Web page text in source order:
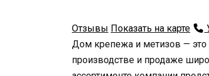
Отзывы Показать на карте
Дом крепежа и метизов — это
производстве и продаже